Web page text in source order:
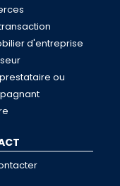
d'entreprise
ou